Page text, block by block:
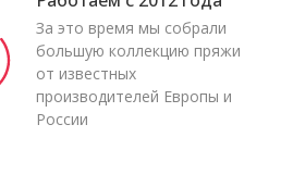
За это время мы собрали
большую коллекцию пряжи
от известных
производителей Европы и
России